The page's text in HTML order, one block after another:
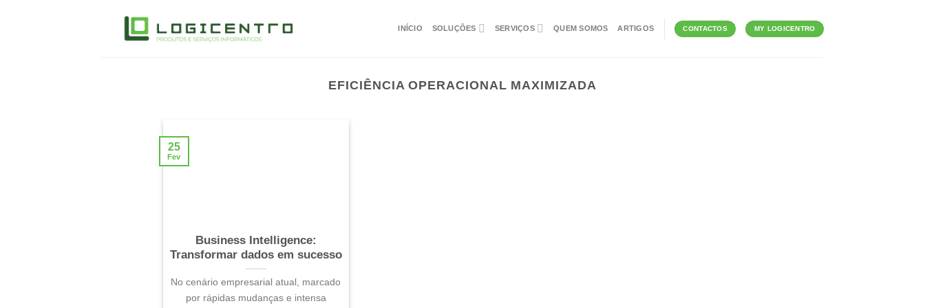
INÍCIO SOLUÇÕES SERVIÇOS QUEM SOMOS ARTIGOS CONTACTOS MY LOGICENTRO
EFICIÊNCIA OPERACIONAL MAXIMIZADA
Business Intelligence:
Transformar dados em sucesso
No cenário empresarial atual, marcado
por rápidas mudanças e intensa
25
Fev